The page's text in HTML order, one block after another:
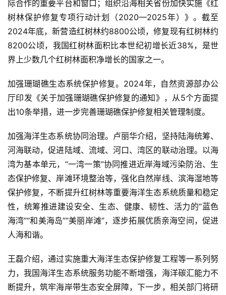
际合作的重要平台和窗口；组织沿海相关省份加快实施《红
树林保护修复专项行动计划（2020—2025年）》。截至
2024年底，新营造红树林约8800公顷，修复现有红树林约
8200公顷，我国红树林面积比本世纪初增长近38%，是世
界上少数几个红树林面积净增长的国家之一。
加强珊瑚礁生态系统保护修复。2024年，自然资源部办公
厅印发《关于加强珊瑚礁保护修复的通知》，从5个方面提
出10条举措，进一步完善珊瑚礁保护修复相关管理制度。
加强海洋生态系统协同治理。卢丽华介绍，坚持陆海统筹、
河海联动，促进陆域、流域、河口、湾区的联动治理。以海
湾为基本单元，“一湾一策”协同推进近岸海域污染防治、生
态保护修复、岸滩环境整治等，强化自然岸线、滨海湿地等
保护修复，不断提升红树林等重要海洋生态系统质量和稳定
性，统筹推进建设安全、生态、健康、韧性、活力的“蓝色
海湾”“和美海岛”“美丽岸滩”，逐步拓展优质亲海空间，促进
人海和谐。
王磊介绍，通过实施重大海洋生态保护修复工程等一系列努
力，我国海洋生态系统服务功能不断增强，海洋碳汇能力不
断提升，筑牢海岸带生态安全屏障，下一步，相关部门将研